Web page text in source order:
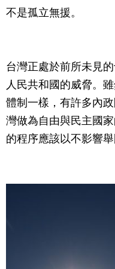
不是孤立無援。
台灣正處於前所未見
人民共和國的威脅。
體制一樣，有許多內
灣做為自由與民主國
的程序應該以不影響